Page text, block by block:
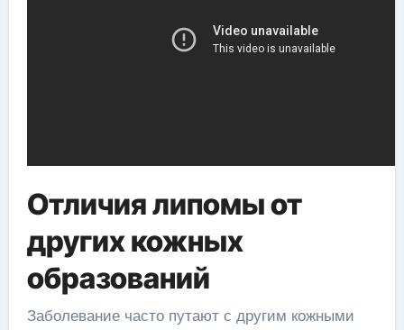
Отличия липомы от
других кожных
образований
Заболевание часто путают с другим кожными